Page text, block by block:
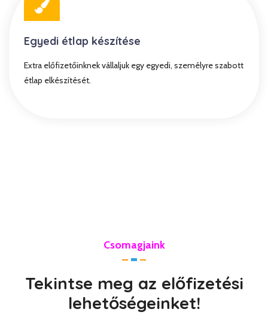
Egyedi étlap készítése
Extra előfizetőinknek vállaljuk egy egyedi, személyre szabott
étlap elkészítését.
Csomagjaink
Tekintse meg az előfizetési
lehetőségeinket!